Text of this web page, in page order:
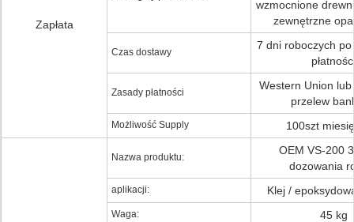
Zapłata
wzmocnione
zewnętrzne
Czas dostawy
7 dni roboczych
Zasady płatności
Western Union
przelew
Możliwość Supply 100szt
Nazwa produktu:
OEM VS-200
dozowania
aplikacji: Klej /
Waga: 45 kg